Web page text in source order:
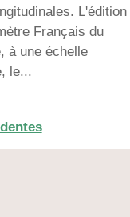
L'édition
Français du
à une échelle
le...